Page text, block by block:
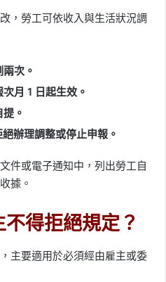
，勞工可依收入與生活狀況調
次。
月 1 日起生效。
。
辦理調整或停止申報。
件或電子通知中，列出勞工自
據。
得拒絕規定？
主要適用於必須經由雇主或委